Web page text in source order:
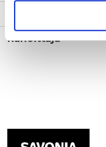
Rahoittaja